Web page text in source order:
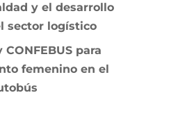
y el desarrollo
sector logístico
CONFEBUS para
femenino en el